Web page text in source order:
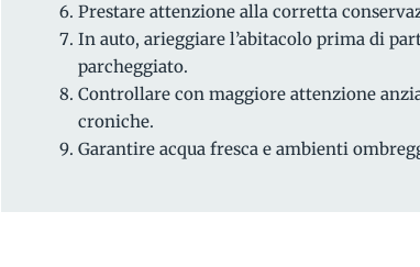
Prestare attenzione alla corretta
In auto, arieggiare l’abitacolo prima di
parcheggiato.
Controllare con maggiore attenzione
croniche.
Garantire acqua fresca e ambienti